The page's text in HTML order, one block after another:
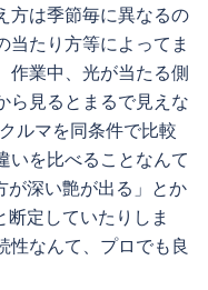
方は季節毎に異なるの
当たり方等によってま
作業中、光が当たる側
ら見るとまるで見えな
ルマを同条件で比較
いを比べることなんて
深い艶が出る」とか
定していたりしま
性なんて、プロでも良